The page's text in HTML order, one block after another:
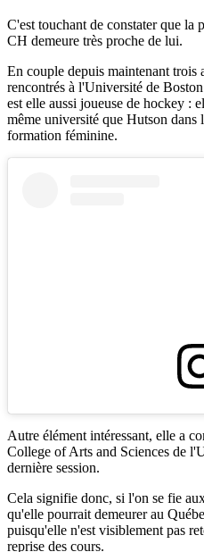
C'est touchant de constater que la
CH demeure très proche de lui.
En couple depuis maintenant trois
rencontrés à l'Université de
est elle aussi joueuse de hockey :
même université que Hutson
formation féminine.
Autre élément intéressant, elle a
College of Arts and Sciences de
dernière session.
Cela signifie donc, si l'on se fie
qu'elle pourrait demeurer au
puisqu'elle n'est visiblement pas
reprise des cours.